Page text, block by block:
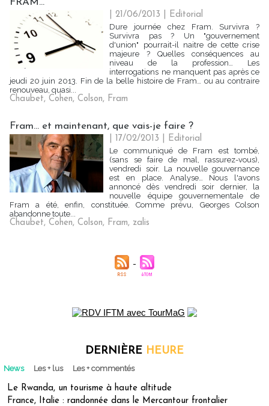
FRAM...
| 21/06/2013
Editorial
Dure journée chez Fram. Survivra ?
Survivra pas ? Un "gouvernement
d'union" pourrait-il naitre de cette crise
majeure ? Quelles conséquences au
niveau de la profession… Les
interrogations ne manquent pas après ce
jeudi 20 juin 2013. Fin de la belle histoire de Fram… ou au contraire
renouveau, quasi...
Chaubet, Cohen, Colson, Fram
Fram... et maintenant, que vais-je faire ?
| 17/02/2013
Editorial
Le communiqué de Fram est tombé,
(sans se faire de mal, rassurez-vous),
vendredi soir. La nouvelle gouvernance
est en place. Analyse… Nous l'avons
annoncé dès vendredi soir dernier, la
nouvelle équipe gouvernementale de
Fram a été, enfin, constituée. Comme prévu, Georges Colson
abandonne toute...
Chaubet, Cohen, Colson, Fram, zalis
DERNIÈRE HEURE
News Les + lus Les + commentés
Le Rwanda, un tourisme à haute altitude
France, Italie : randonnée dans le Mercantour frontalier